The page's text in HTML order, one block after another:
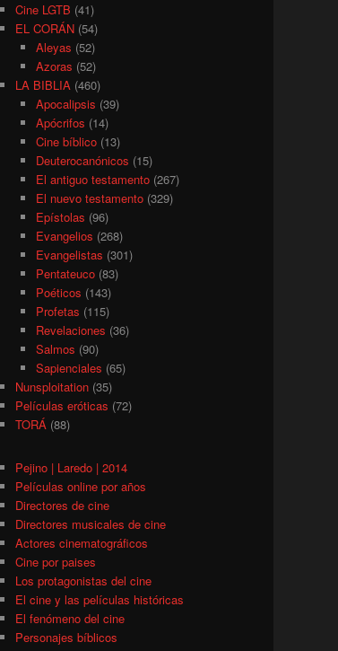
Cine LGTB (41)
EL CORÁN (54)
Aleyas (52)
Azoras (52)
LA BIBLIA (460)
Apocalipsis (39)
Apócrifos (14)
Cine bíblico(13)
Deuterocanónicos (15)
El antiguo testamento(267)
El nuevo testamento(329)
Epístolas (96)
Evangelios (268)
Evangelistas (301)
Pentateuco(83)
Poéticos (143)
Profetas (115)
Revelaciones (36)
Salmos (90)
Sapienciales (65)
Nunsploitation (35)
Películas eróticas (72)
TORÁ (88)
Pejino | Laredo | 2014
Películas online por años
Directores de cine
Directores musicales de cine
Actores cinematográficos
Cine por paises
Los protagonistas del cine
El cine y las películas históricas
El fenómeno del cine
Personajes bíblicos